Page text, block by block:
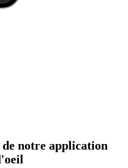
de notre application